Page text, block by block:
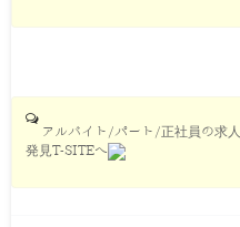
アルバイト/パート/正社員の求
発見T-SITEへ